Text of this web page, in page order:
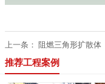
上一条： 阻燃三角形扩散体
推荐工程案例